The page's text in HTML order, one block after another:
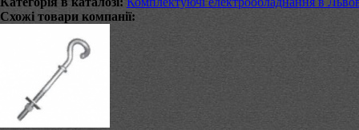
Схожі товари компанії: